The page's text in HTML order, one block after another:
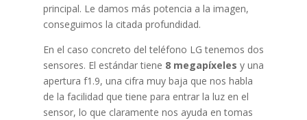
principal. Le damos más potencia a la imagen,
conseguimos la citada profundidad.
En el caso concreto del teléfono LG tenemos dos
sensores. El estándar tiene 8 megapíxeles y una
apertura f1.9, una cifra muy baja que nos habla
de la facilidad que tiene para entrar la luz en el
sensor, lo que claramente nos ayuda en tomas